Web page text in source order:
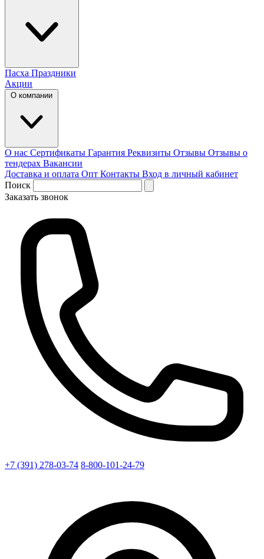
Пасха Праздники
Акции
О компании
О нас Сертификаты Гарантия Реквизиты Отзывы Отзывы о
тендерах Вакансии
Доставка и оплата Опт Контакты Вход в личный кабинет
Поиск
Заказать звонок
+7 (391) 278-03-74 8-800-101-24-79